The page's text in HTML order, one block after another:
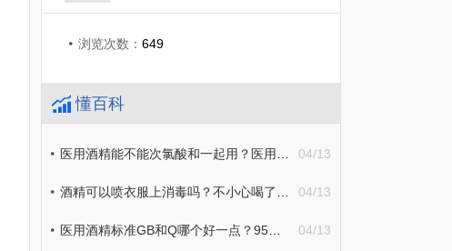
浏览次数： 649
懂百科
04/13
医用酒精能不能次氯酸和一起用？医用酒精可以直接喷在食物上消毒吗？
04/13
酒精可以喷衣服上消毒吗？不小心喝了医用酒精应该怎么处理？
04/13
医用酒精标准GB和Q哪个好一点？95的医用酒精怎么稀释配成75的？